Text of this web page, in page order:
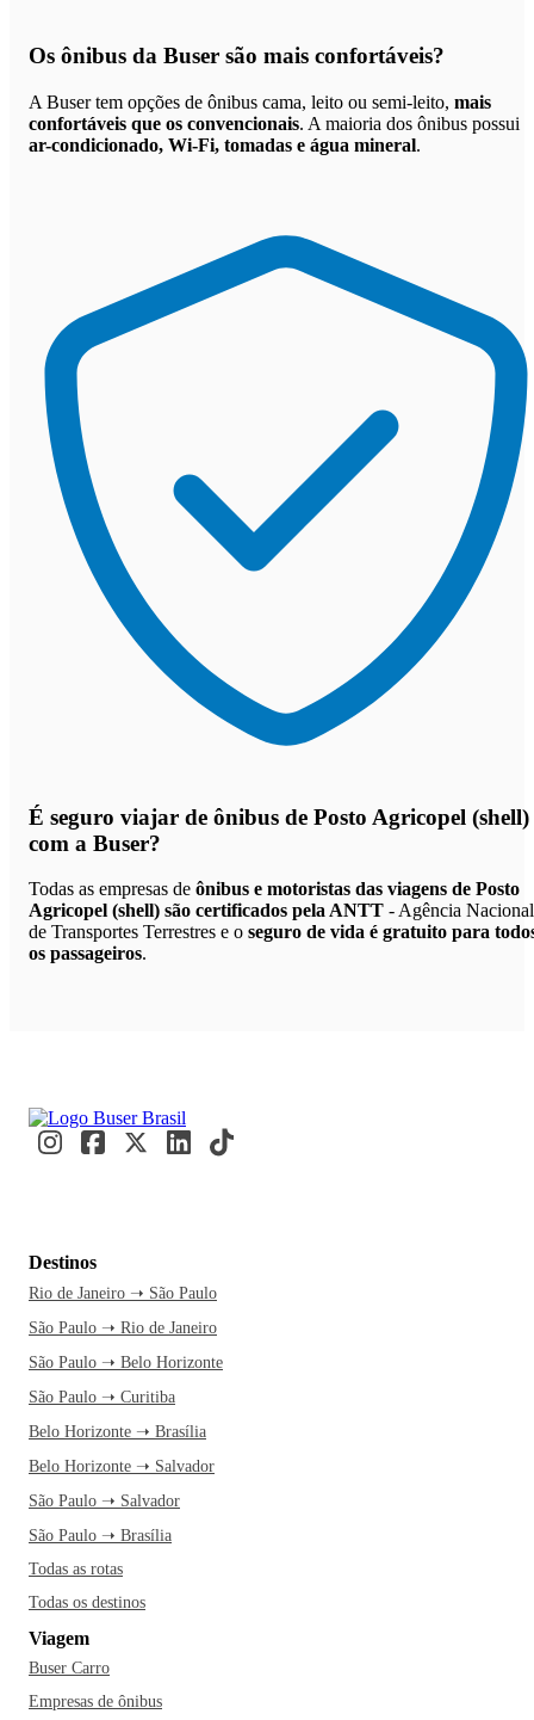
Os ônibus da Buser são mais confortáveis?
A Buser tem opções de ônibus cama, leito ou semi-leito, mais
confortáveis que os convencionais. A maioria dos ônibus possui
ar-condicionado, Wi-Fi, tomadas e água mineral.
É seguro viajar de ônibus de Posto Agricopel (shell)
com a Buser?
Todas as empresas de ônibus e motoristas das viagens de Posto
Agricopel (shell) são certificados pela ANTT - Agência Nacional
de Transportes Terrestres e o seguro de vida é gratuito para
os passageiros.
Destinos
Rio de Janeiro ➝ São Paulo
São Paulo ➝ Rio de Janeiro
São Paulo ➝ Belo Horizonte
São Paulo ➝ Curitiba
Belo Horizonte ➝ Brasília
Belo Horizonte ➝ Salvador
São Paulo ➝ Salvador
São Paulo ➝ Brasília
Todas as rotas
Todas os destinos
Viagem
Buser Carro
Empresas de ônibus